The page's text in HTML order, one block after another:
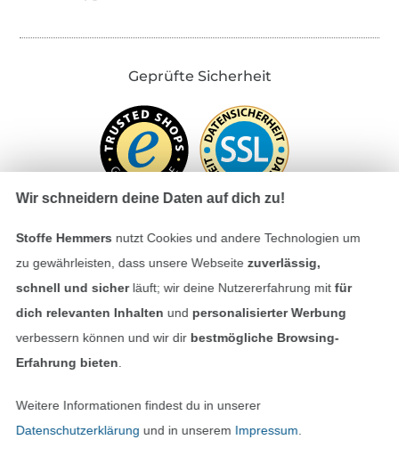
Geprüfte Sicherheit
Unsere Versandpartner
Wir schneidern deine Daten auf dich zu!
Stoffe Hemmers nutzt Cookies und andere Technologien um
zu gewährleisten, dass unsere Webseite zuverlässig,
schnell und sicherläuft; wir deine Nutzererfahrung mitfür
dich relevanten Inhalten und personalisierter Werbung
verbessern können und wir dir bestmögliche Browsing-
Erfahrung bieten
Weitere Informationen findest du in unserer
Datenschutzerklärung und in unserem Impressum